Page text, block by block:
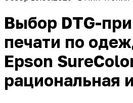
Выбор DTG-
печати по
Epson
рациональная